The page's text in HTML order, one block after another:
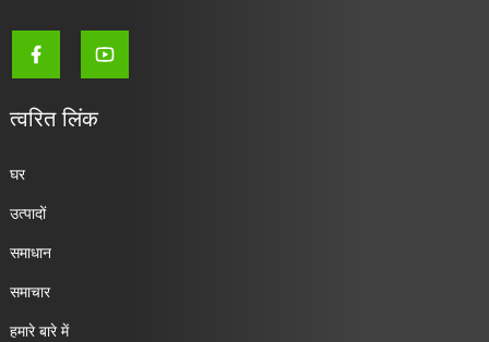
त्वरित लिंक
घर
उत्पादों
समाधान
समाचार
हमारे बारे में